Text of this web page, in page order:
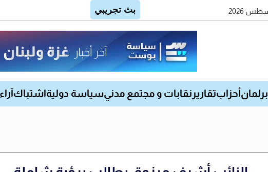
برلمان أحزابتقارير نقابات و مجتمع مدنيسياسة دولية اشتباك